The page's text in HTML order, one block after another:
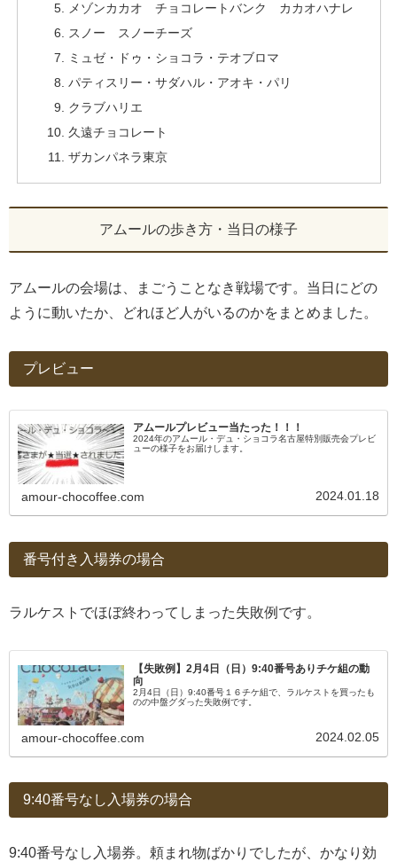
メゾンカカオ チョコレートバンク カカオハナレ
スノー スノーチーズ
ミュゼ・ドゥ・ショコラ・テオブロマ
パティスリー・サダハル・アオキ・パリ
クラブハリエ
久遠チョコレート
ザカンパネラ東京
アムールの歩き方・当日の様子
アムールの会場は、まごうことなき戦場です。当日にどの
ように動いたか、どれほど人がいるのかをまとめました。
プレビュー
アムールプレビュー当たった！！！
2024年のアムール・デュ・ショコラ名古屋特別販売会プレビ
ューの様子をお届けします。
amour-chocoffee.com 2024.01.18
番号付き入場券の場合
ラルケストでほぼ終わってしまった失敗例です。
【失敗例】2月4日（日）9:40番号ありチケ組の動
向
2月4日（日）9:40番号１６チケ組で、ラルケストを買ったも
のの中盤グダった失敗例です。
amour-chocoffee.com 2024.02.05
9:40番号なし入場券の場合
9:40番号なし入場券。頼まれ物ばかりでしたが、かなり効